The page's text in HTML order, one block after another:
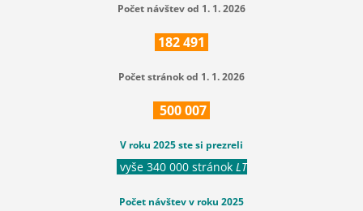
Počet návštev od 1. 1. 2026
182491
Počet stránok od 1. 1. 2026
500007
V roku 2025 ste si prezreli
vyše 340 000 stránok LT
Počet návštev v roku 2025